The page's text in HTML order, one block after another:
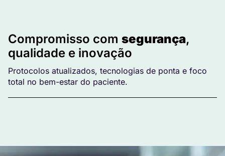
Compromisso com segurança,
qualidade e inovação
Protocolos atualizados, tecnologias de ponta e foco
total no bem-estar do paciente.